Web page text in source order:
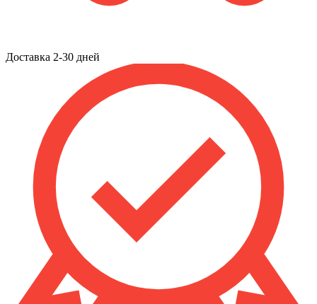
Доставка 2-30 дней